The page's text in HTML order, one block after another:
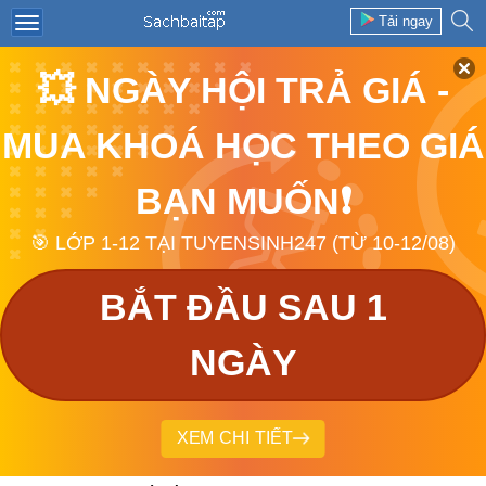
Tải ngay
💥 NGÀY HỘI TRẢ GIÁ -
MUA KHOÁ HỌC THEO GIÁ
BẠN MUỐN❗
🎯 LỚP 1-12 TẠI TUYENSINH247 (TỪ 10-12/08)
BẮT ĐẦU SAU 1
NGÀY
XEM CHI TIẾT